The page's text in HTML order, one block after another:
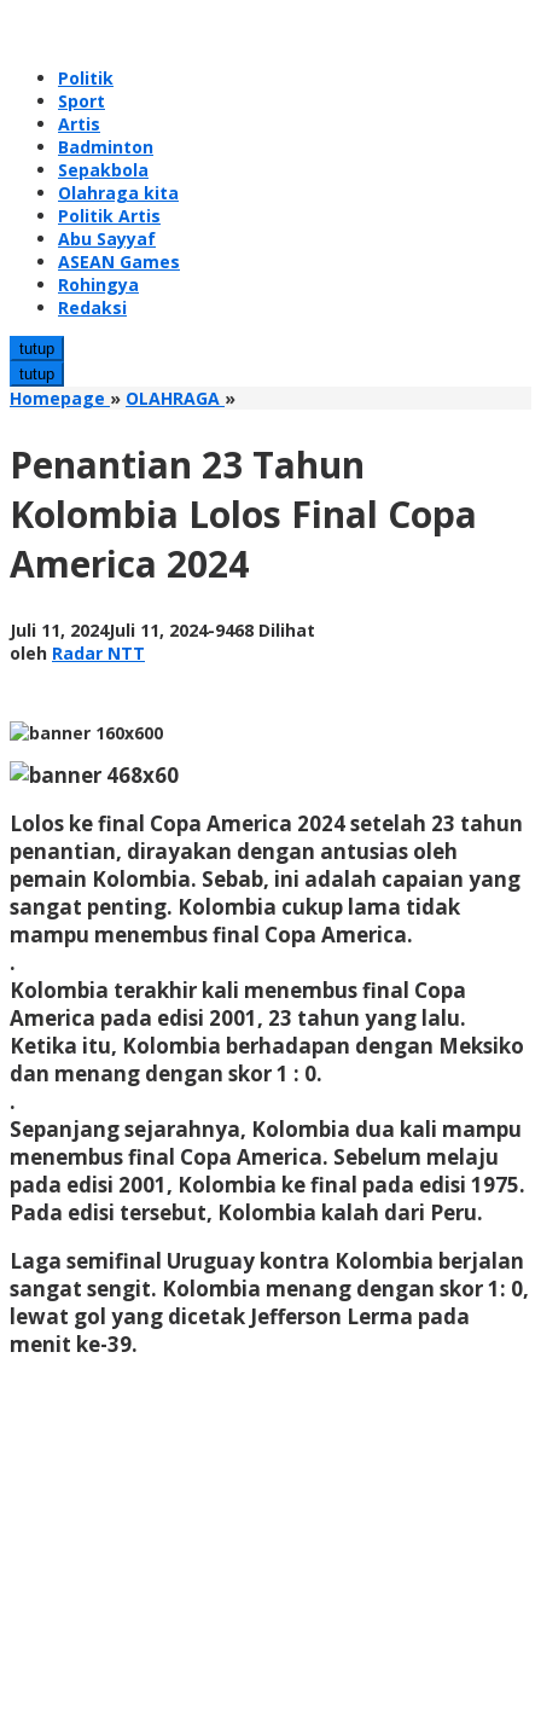
Politik
Sport
Artis
Badminton
Sepakbola
Olahraga kita
Politik Artis
Abu Sayyaf
ASEAN Games
Rohingya
Redaksi
tutup
tutup
Homepage » OLAHRAGA »Penantian
Kolombia
Final
Copa
America
2024
Penantian 23 Tahun
Kolombia Lolos Final Copa
America 2024
Juli 11, 2024Juli 11, 2024oleh
-9468 Dilihat
oleh Radar NTT
Lolos ke final Copa America 2024 setelah 23 tahun
penantian, dirayakan dengan antusias oleh
pemain Kolombia. Sebab, ini adalah capaian yang
sangat penting. Kolombia cukup lama tidak
mampu menembus final Copa America.
.
Kolombia terakhir kali menembus final Copa
America pada edisi 2001, 23 tahun yang lalu.
Ketika itu, Kolombia berhadapan dengan Meksiko
dan menang dengan skor 1 : 0.
.
Sepanjang sejarahnya, Kolombia dua kali mampu
menembus final Copa America. Sebelum melaju
pada edisi 2001, Kolombia ke final pada edisi 1975.
Pada edisi tersebut, Kolombia kalah dari Peru.
Laga semifinal Uruguay kontra Kolombia berjalan
sangat sengit. Kolombia menang dengan skor 1: 0,
lewat gol yang dicetak Jefferson Lerma pada
menit ke-39.